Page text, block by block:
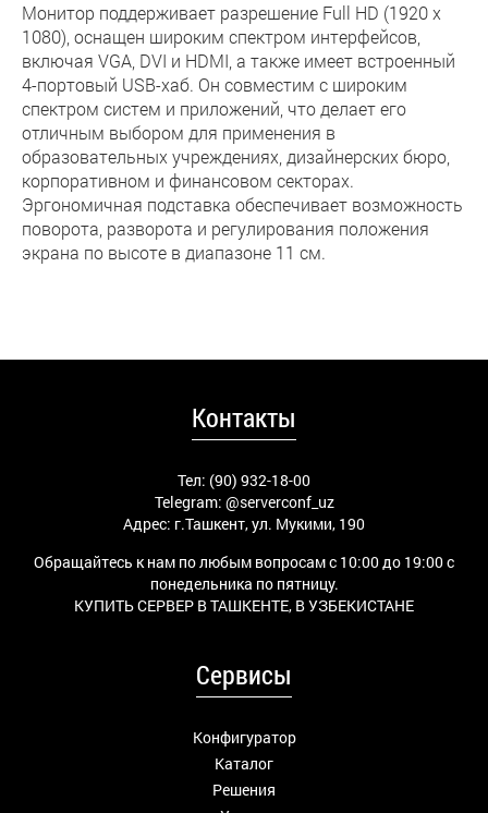
Монитор поддерживает разрешение Full HD (1920 x
1080), оснащен широким спектром интерфейсов,
включая VGA, DVI и HDMI, а также имеет встроенный
4-портовый USB-хаб. Он совместим с широким
спектром систем и приложений, что делает его
отличным выбором для применения в
образовательных учреждениях, дизайнерских бюро,
корпоративном и финансовом секторах.
Эргономичная подставка обеспечивает возможность
поворота, разворота и регулирования положения
экрана по высоте в диапазоне 11 см.
Контакты
Тел: (90) 932-18-00
Telegram: @serverconf_uz
Адрес: г.Ташкент, ул. Мукими, 190
Обращайтесь к нам по любым вопросам с 10:00 до 19:00 с
понедельника по пятницу.
КУПИТЬ СЕРВЕР В ТАШКЕНТЕ, В УЗБЕКИСТАНЕ
Сервисы
Конфигуратор
Каталог
Решения